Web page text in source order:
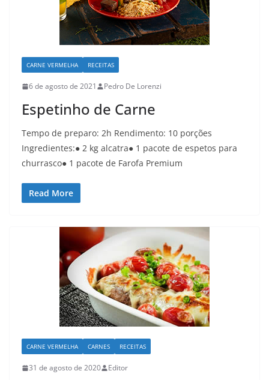
CARNE VERMELHA RECEITAS
6 de agosto de 2021 Pedro De Lorenzi
Espetinho de Carne
Tempo de preparo: 2h Rendimento: 10 porções
Ingredientes:● 2 kg alcatra● 1 pacote de espetos para
churrasco● 1 pacote de Farofa Premium
Read More
CARNE VERMELHA CARNES RECEITAS
31 de agosto de 2020 Editor